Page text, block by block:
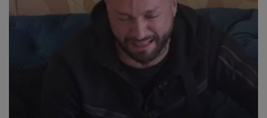
o
k